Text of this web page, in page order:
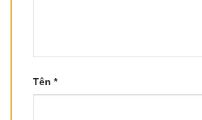
Tên *